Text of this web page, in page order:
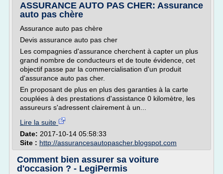
ASSURANCE AUTO PAS CHER: Assurance
auto pas chère
Assurance auto pas chère
Devis assurance auto pas cher
Les compagnies d'assurance cherchent à capter un plus
grand nombre de conducteurs et de toute évidence, cet
objectif passe par la commercialisation d'un produit
d'assurance auto pas cher.
En proposant de plus en plus des garanties à la carte
couplées à des prestations d'assistance 0 kilomètre, les
assureurs s'adressent clairement à un...
Lire la suite
Date: 2017-10-14 05:58:33
Site : http://assurancesautopascher.blogspot.com
Comment bien assurer sa voiture
d'occasion ? - LegiPermis